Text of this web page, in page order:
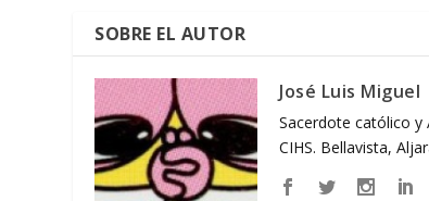
SOBRE EL AUTOR
José Luis Miguel
Sacerdote católico y
CIHS. Bellavista,